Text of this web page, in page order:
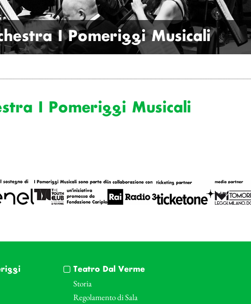
I Pomeriggi Musicali
I Pomeriggi Musicali
Teatro Dal Verme
Storia
Regolamento di Sala